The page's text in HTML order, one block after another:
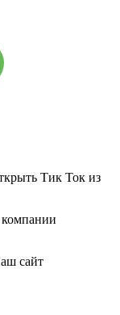
Тик Ток из
сайт